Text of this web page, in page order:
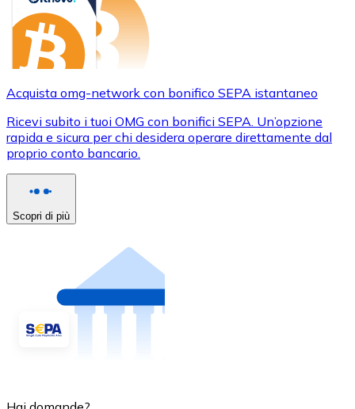
Acquista omg-network con bonifico SEPA istantaneo
Ricevi subito i tuoi OMG con bonifici SEPA. Un’opzione
rapida e sicura per chi desidera operare direttamente dal
proprio conto bancario.
Scopri di più